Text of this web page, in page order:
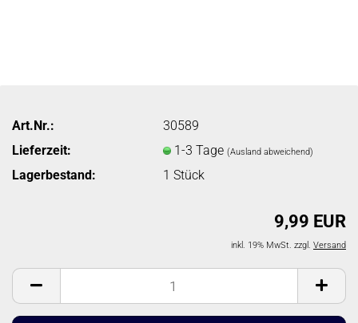
Art.Nr.:
30589
Lieferzeit:
1-3 Tage(Ausland abweichend)
Lagerbestand: 1Stück
9,99 EUR
inkl. 19% MwSt. zzgl. Versand